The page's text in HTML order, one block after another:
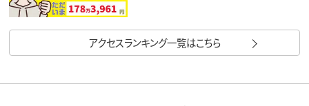
アクセスランキング一覧はこちら